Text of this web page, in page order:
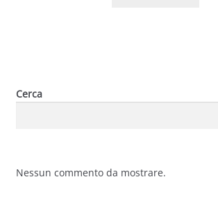
Cerca
Nessun commento da mostrare.